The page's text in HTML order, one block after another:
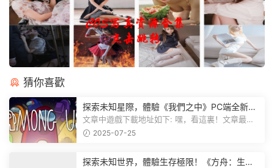
猜你喜歡
探索未知星際，體驗《我們之中》PC端全新版
本
文章中遊戲下載地址如下: 嘿，看這裏！文章最後
有個圖片，點一下就能加入我們遊...
2025-07-25
探索未知世界，體驗生存極限！《方舟：生存